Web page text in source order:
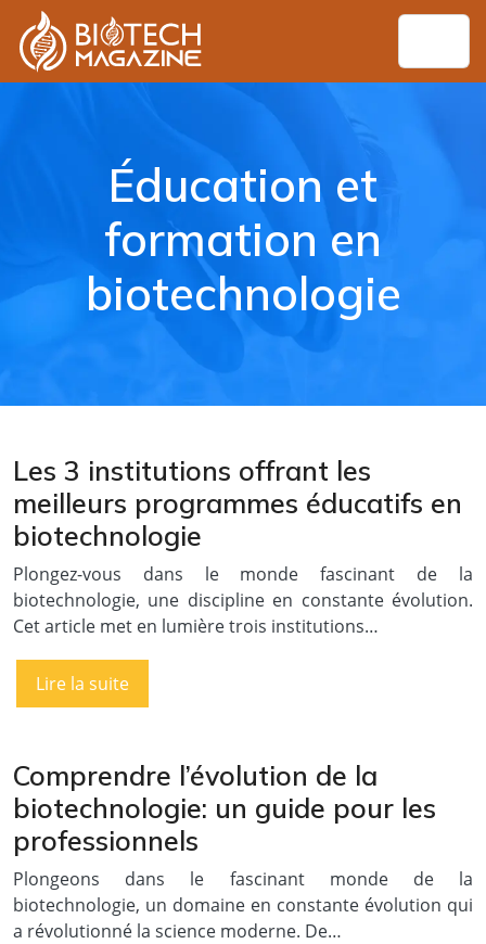
Éducation et
formation en
biotechnologie
Les 3 institutions offrant les
meilleurs programmes éducatifs en
biotechnologie
Plongez-vous dans le monde fascinant de la
biotechnologie, une discipline en constante évolution.
Cet article met en lumière trois institutions…
Lire la suite
Comprendre l’évolution de la
biotechnologie: un guide pour les
professionnels
Plongeons dans le fascinant monde de la
biotechnologie, un domaine en constante évolution qui
a révolutionné la science moderne. De…